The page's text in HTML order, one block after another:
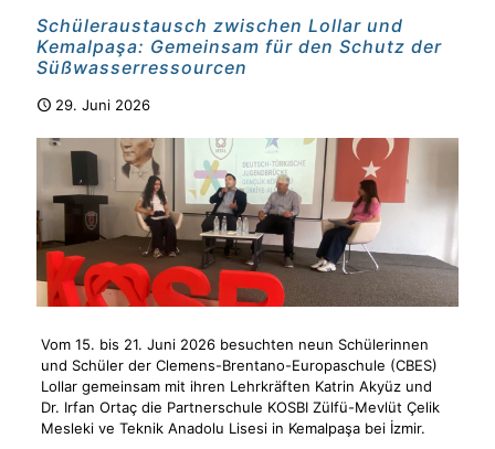
Schüleraustausch zwischen Lollar und
Kemalpaşa: Gemeinsam für den Schutz der
Süßwasserressourcen
29. Juni 2026
Vom 15. bis 21. Juni 2026 besuchten neun Schülerinnen
und Schüler der Clemens-Brentano-Europaschule (CBES)
Lollar gemeinsam mit ihren Lehrkräften Katrin Akyüz und
Dr. Irfan Ortaç die Partnerschule KOSBI Zülfü-Mevlüt Çelik
Mesleki ve Teknik Anadolu Lisesi in Kemalpaşa bei İzmir.